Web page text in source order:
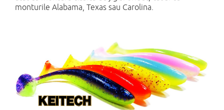
monturile Alabama, Texas sau Carolina.